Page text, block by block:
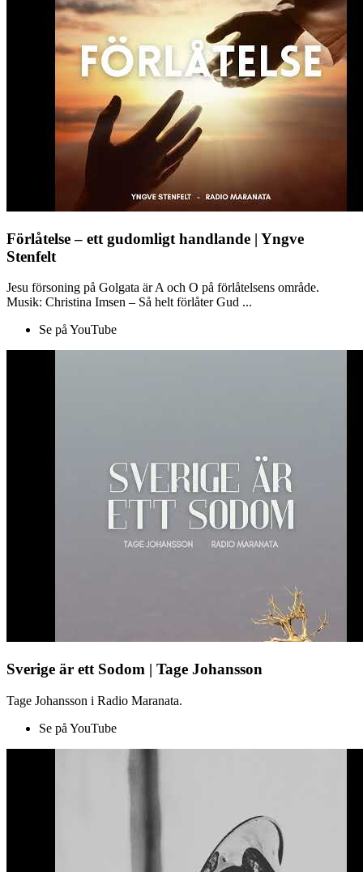
Förlåtelse – ett gudomligt handlande | Yngve
Stenfelt
Jesu försoning på Golgata är A och O på förlåtelsens område.
Musik: Christina Imsen – Så helt förlåter Gud ...
Se på YouTube
Sverige är ett Sodom | Tage Johansson
Tage Johansson i Radio Maranata.
Se på YouTube